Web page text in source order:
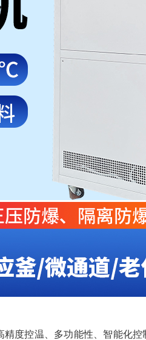
度控温、多功能性、智能化